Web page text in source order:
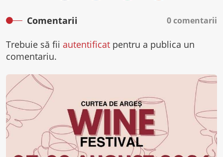
Comentarii 0 comentarii
Trebuie să fii autentificat pentru a publica un
comentariu.